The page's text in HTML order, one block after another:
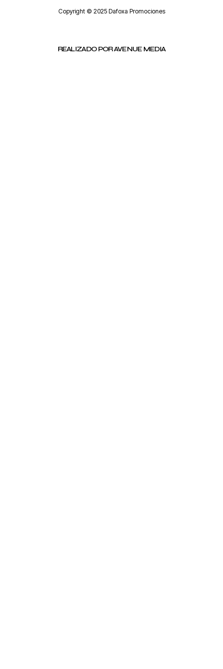
Copyright © 2025 Dafoxa Promociones
REALIZADO POR AVENUE MEDIA